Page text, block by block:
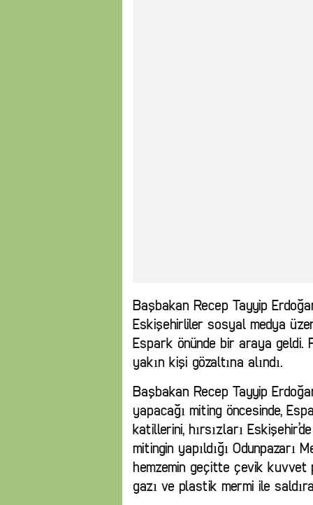
Başbakan Recep Tayyip
Eskişehirliler sosyal medya
Espark önünde bir araya geldi.
yakın kişi gözaltına alındı.
Başbakan Recep Tayyip
yapacağı miting öncesinde,
katillerini, hırsızları
mitingin yapıldığı Odunpazarı
hemzemin geçitte çevik
gazı ve plastik mermi ile